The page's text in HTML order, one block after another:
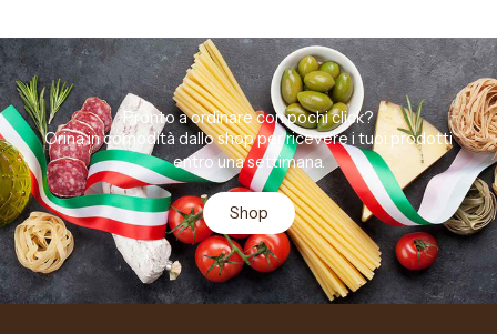
Pronto a ordinare con pochi click?
Orina in comodità dallo shop per ricevere i tuoi prodotti
entro una settimana.
Shop